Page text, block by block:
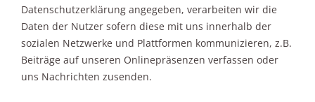
Datenschutzerklärung angegeben, verarbeiten wir die
Daten der Nutzer sofern diese mit uns innerhalb der
sozialen Netzwerke und Plattformen kommunizieren, z.B.
Beiträge auf unseren Onlinepräsenzen verfassen oder
uns Nachrichten zusenden.